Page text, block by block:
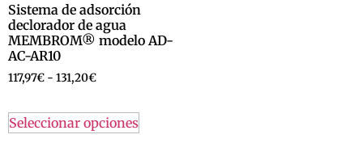
Sistema de adsorción
declorador de agua
MEMBROM® modelo AD-
AC-AR10
117,97€ - 131,20€
Seleccionar opciones